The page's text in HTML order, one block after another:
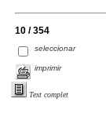
10 / 354
seleccionar
imprimir
Text complet